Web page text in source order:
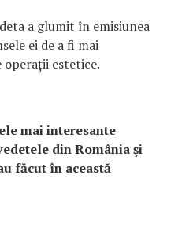
a glumit în emisiunea
ei de a fi mai
operații estetice.
mai interesante
din România şi
făcut în această